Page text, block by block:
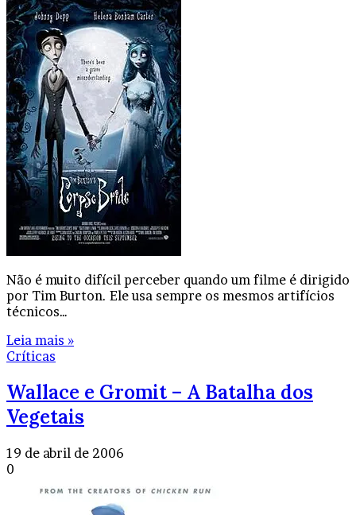
Não é muito difícil perceber quando um filme é dirigido
por Tim Burton. Ele usa sempre os mesmos artifícios
técnicos…
Leia mais »
Críticas
Wallace e Gromit – A Batalha dos
Vegetais
19 de abril de 2006
0